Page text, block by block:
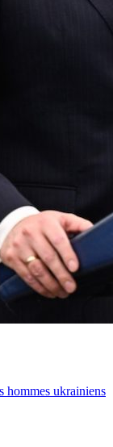
hommes ukrainiens